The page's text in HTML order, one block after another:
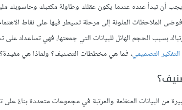
أن تبدأ عنده عندما يكون عقلك وطاولة مكتبك وحاسوبك
الملاحظات الملونة إلى مرحلة تسيطر فيها على نقاط
بسبب الحجم الهائل للبيانات التي جمعتها، فهي تساعدك على
التفكير التصميمي، فما هي مخططات التصنيف؟ ولماذا هي
البيانات المنظمة والمرتبة في مجموعات متعددة بناءً على